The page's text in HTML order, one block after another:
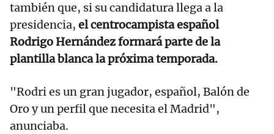
también que, si su candidatura llega a la
presidencia, el centrocampista español
Rodrigo Hernández formará parte de la
plantilla blanca la próxima temporada.
"Rodri es un gran jugador, español, Balón de
Oro y un perfil que necesita el Madrid",
anunciaba.